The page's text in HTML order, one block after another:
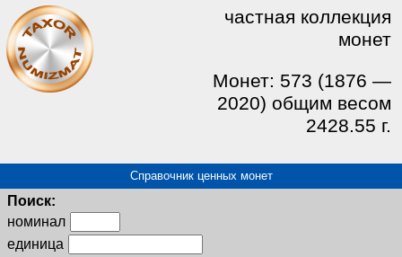
частная коллекция
монет
Монет: 573 (1876 —
2020) общим весом
2428.55 г.
Справочник ценных монет
Поиск:
номинал
единица